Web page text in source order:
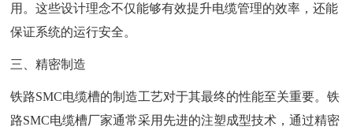
用。这些设计理念不仅能够有效提升电缆管理的效率，还能
保证系统的运行安全。
三、精密制造
铁路SMC电缆槽的制造工艺对于其最终的性能至关重要。铁
路SMC电缆槽厂家通常采用先进的注塑成型技术，通过精密